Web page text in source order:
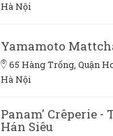
Hà Nội
Yamamoto
65 Hàng Trống, Quận
Hà Nội
Panam' Crêperie -
Hán Siêu